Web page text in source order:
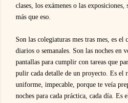
clases, los exámenes o las
más que eso.
Son las colegiaturas mes tras mes, es el
diarios o semanales. Son las noches en
pantallas para cumplir con tareas que
pulir cada detalle de un proyecto. Es el
uniforme, impecable, porque te veía
noches para cada práctica, cada día. Es